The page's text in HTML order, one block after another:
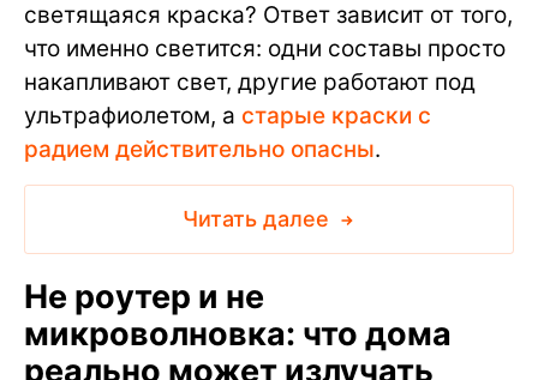
светящаяся краска? Ответ зависит от того,
что именно светится: одни составы просто
накапливают свет, другие работают под
ультрафиолетом, а старые краски с
радием действительно опасны.
Читать далее
Не роутер и не
микроволновка: что дома
реально может излучать